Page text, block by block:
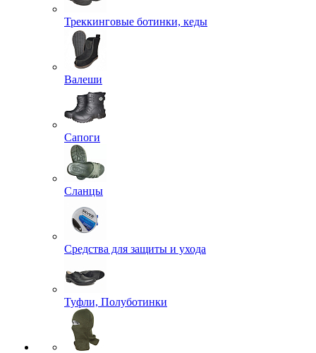
Треккинговые ботинки, кеды
Валеши
Сапоги
Сланцы
Средства для защиты и ухода
Туфли, Полуботинки